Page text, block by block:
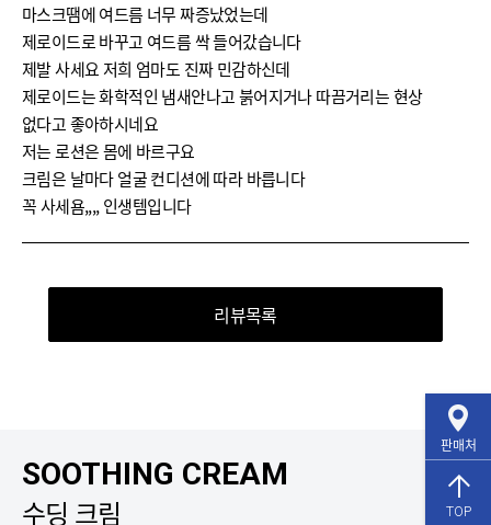
마스크땜에 여드름 너무 짜증났었는데
제로이드로 바꾸고 여드름 싹 들어갔습니다
제발 사세요 저희 엄마도 진짜 민감하신데
제로이드는 화학적인 냄새안나고 붉어지거나 따끔거리는 현상
없다고 좋아하시네요
저는 로션은 몸에 바르구요
크림은 날마다 얼굴 컨디션에 따라 바릅니다
꼭 사세욤,,,, 인생템입니다
리뷰목록
SOOTHING CREAM
수딩 크림
판매처
TOP